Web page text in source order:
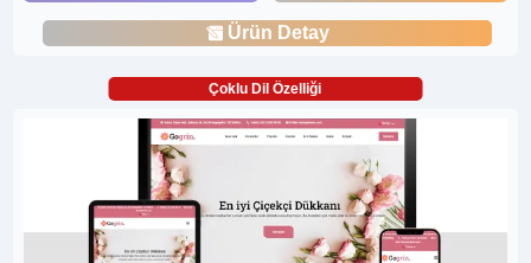
Ürün Detay
Çoklu Dil Özelliği